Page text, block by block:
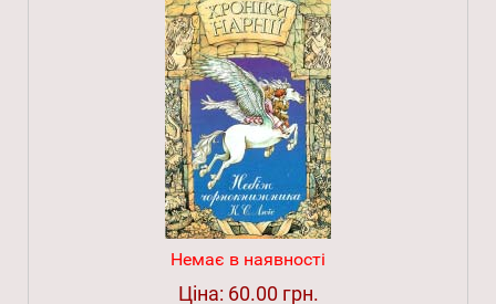
Немає в наявності
Ціна: 60.00 грн.